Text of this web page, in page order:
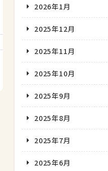
2026年1月
2025年12月
2025年11月
2025年10月
2025年9月
2025年8月
2025年7月
2025年6月